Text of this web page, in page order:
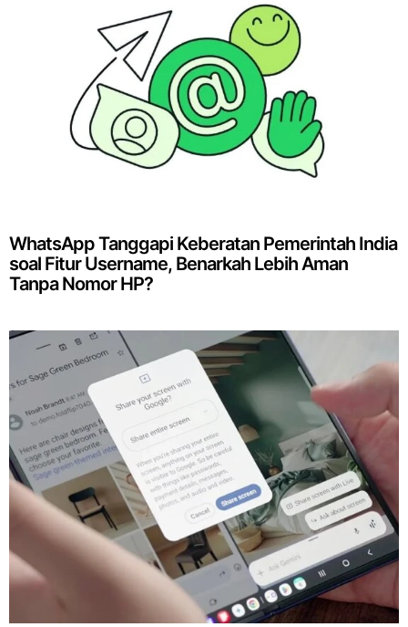
WhatsApp Tanggapi Keberatan Pemerintah India
soal Fitur Username, Benarkah Lebih Aman
Tanpa Nomor HP?